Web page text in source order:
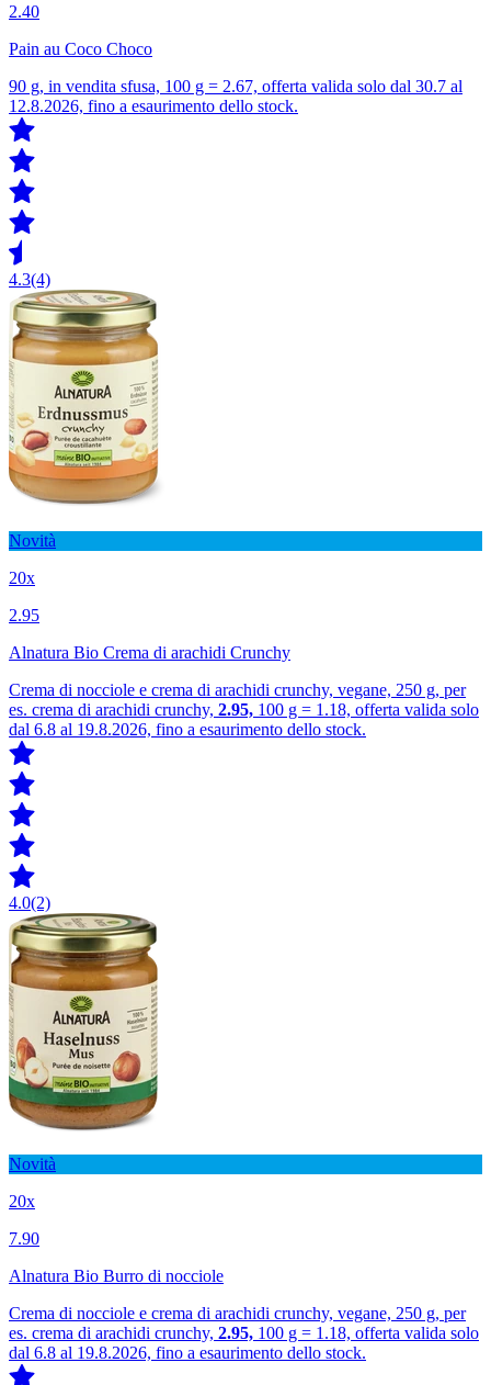
2.40
Pain au Coco Choco
90 g, in vendita sfusa, 100 g = 2.67, offerta valida solo dal 30.7 al
12.8.2026, fino a esaurimento dello stock.
4.3(4)
Novità
20x
2.95
Alnatura Bio Crema di arachidi Crunchy
Crema di nocciole e crema di arachidi crunchy, vegane, 250 g, per
es. crema di arachidi crunchy, 2.95, 100 g = 1.18, offerta valida solo
dal 6.8 al 19.8.2026, fino a esaurimento dello stock.
4.0(2)
Novità
20x
7.90
Alnatura Bio Burro di nocciole
Crema di nocciole e crema di arachidi crunchy, vegane, 250 g, per
es. crema di arachidi crunchy, 2.95, 100 g = 1.18, offerta valida solo
dal 6.8 al 19.8.2026, fino a esaurimento dello stock.